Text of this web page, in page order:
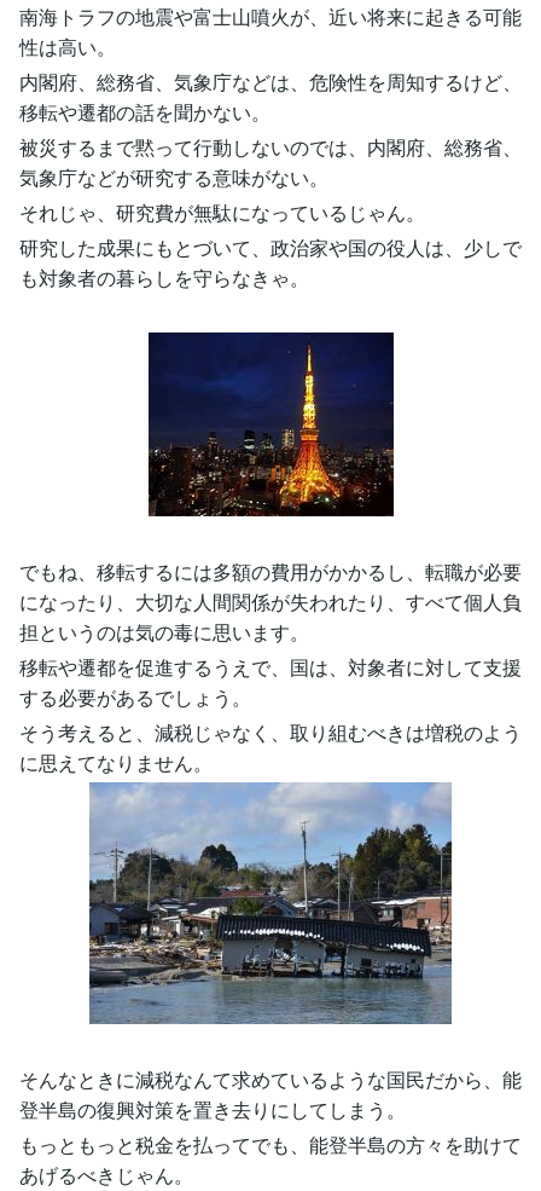
南海トラフの地震や富士山噴火が、近い将来に起きる可能
性は高い。
内閣府、総務省、気象庁などは、危険性を周知するけど、
移転や遷都の話を聞かない。
被災するまで黙って行動しないのでは、内閣府、総務省、
気象庁などが研究する意味がない。
それじゃ、研究費が無駄になっているじゃん。
研究した成果にもとづいて、政治家や国の役人は、少しで
も対象者の暮らしを守らなきゃ。
でもね、移転するには多額の費用がかかるし、転職が必要
になったり、大切な人間関係が失われたり、すべて個人負
担というのは気の毒に思います。
移転や遷都を促進するうえで、国は、対象者に対して支援
する必要があるでしょう。
そう考えると、減税じゃなく、取り組むべきは増税のよう
に思えてなりません。
そんなときに減税なんて求めているような国民だから、能
登半島の復興対策を置き去りにしてしまう。
もっともっと税金を払ってでも、能登半島の方々を助けて
あげるべきじゃん。